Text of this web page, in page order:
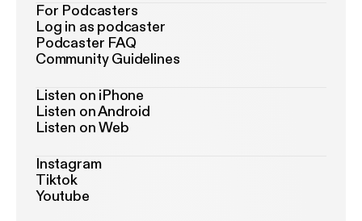
For Podcasters
Log in as podcaster
Podcaster FAQ
Community Guidelines
Listen on iPhone
Listen on Android
Listen on Web
Instagram
Tiktok
Youtube